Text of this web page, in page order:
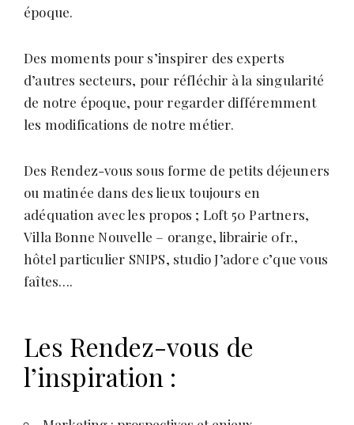
époque.
Des moments pour s’inspirer des experts
d’autres secteurs, pour réfléchir à la singularité
de notre époque, pour regarder différemment
les modifications de notre métier.
Des Rendez-vous sous forme de petits déjeuners
ou matinée dans des lieux toujours en
adéquation avec les propos ; Loft 50 Partners,
Villa Bonne Nouvelle – orange, librairie 0fr.,
hôtel particulier SNIPS, studio J’adore c’que vous
faîtes….
Les Rendez-vous de
l’inspiration :